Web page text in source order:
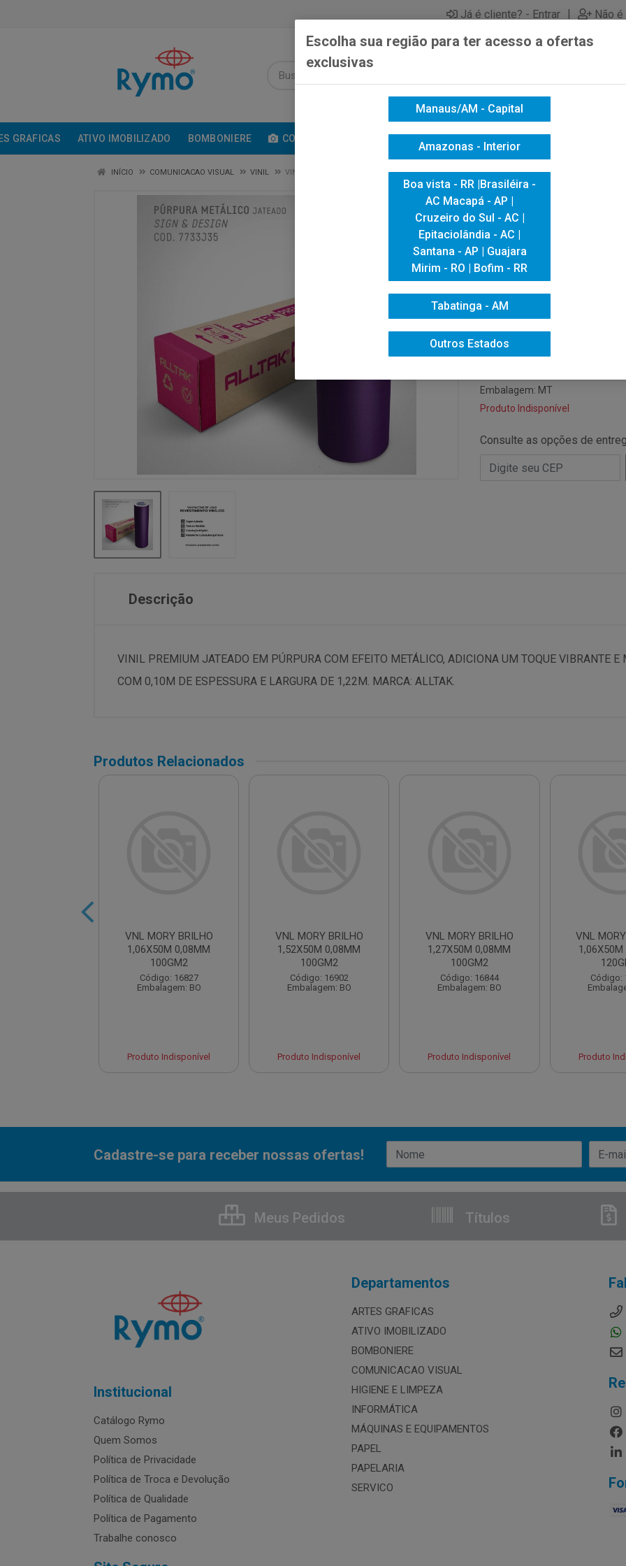
Já é cliente? - Entrar | Não
GRAFICAS ATIVO IMOBILIZADO BOMBONIERE COMUNICACAO VISUAL INFORMÁTICA
INÍCIO COMUNICACAO VISUAL VINIL VINIL JATEADO PURPURA METALICA 0,10X1,22
VINIL
METALICA
Código do Fabricante: 28393
Código NCM: 39199020
Código de Barras do Produto:
Código de Barras da Caixa:
Embalagem: MT
Produto Indisponível
Consulte as opções de
Descrição
VINIL PREMIUM JATEADO EM PÚRPURA COM EFEITO METÁLICO, ADICIONA UM TOQUE VIBRANTE E
COM 0,10M DE ESPESSURA E LARGURA DE 1,22M. MARCA: ALLTAK.
Produtos Relacionados
VNL MORY BRILHO
1,06X50M 0,08MM
100GM2
Código: 16827
Embalagem: BO
Produto Indisponível
VNL MORY BRILHO
1,52X50M 0,08MM
100GM2
Código: 16902
Embalagem: BO
Produto Indisponível
VNL MORY BRILHO
1,27X50M 0,08MM
100GM2
Código: 16844
Embalagem: BO
Produto Indisponível
VNL
Código:
Produto
Cadastre-se para receber nossas ofertas!
Meus Pedidos Títulos
Institucional
Catálogo Rymo
Quem Somos
Política de Privacidade
Política de Troca e Devolução
Política de Qualidade
Política de Pagamento
Trabalhe conosco
Departamentos
ARTES GRAFICAS
ATIVO IMOBILIZADO
BOMBONIERE
COMUNICACAO VISUAL
HIGIENE E LIMPEZA
INFORMÁTICA
MÁQUINAS E EQUIPAMENTOS
PAPEL
PAPELARIA
SERVICO
Escolha sua região para ter acesso a ofertas
exclusivas
Manaus/AM - Capital
Amazonas - Interior
Boa vista - RR |Brasiléira -
AC Macapá - AP |
Cruzeiro do Sul - AC |
Epitaciolândia - AC |
Santana - AP | Guajara
Mirim - RO | Bofim - RR
Tabatinga - AM
Outros Estados